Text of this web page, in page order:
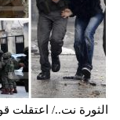
الثورة نت../ اعتقلت